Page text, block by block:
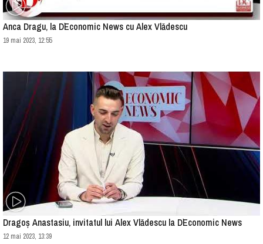
Anca Dragu, la D`Economic News cu Alex Vlădescu
19 mai 2023, 12:55
Dragoș Anastasiu, invitatul lui Alex Vlădescu la D`Economic News
12 mai 2023, 13:39